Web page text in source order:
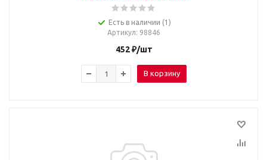
Есть в наличии (1)
Артикул: 98846
452₽/шт
В корзину